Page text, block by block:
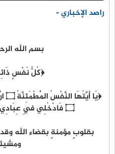
راصد الإخباري -
بسم الله
﴿كُلُّ نَفْسٍ
۝ فَادْخُلِي فِي عِبَادِي ۝ وَادْخُلِي جَنَّتِي﴾
بقلوبٍ مؤمنةٍ بقضاء الله